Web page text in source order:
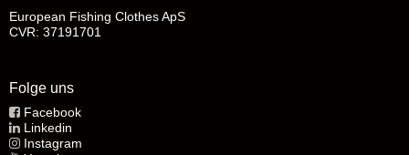
European Fishing Clothes ApS
CVR: 37191701
Folge uns
Facebook
Linkedin
Instagram